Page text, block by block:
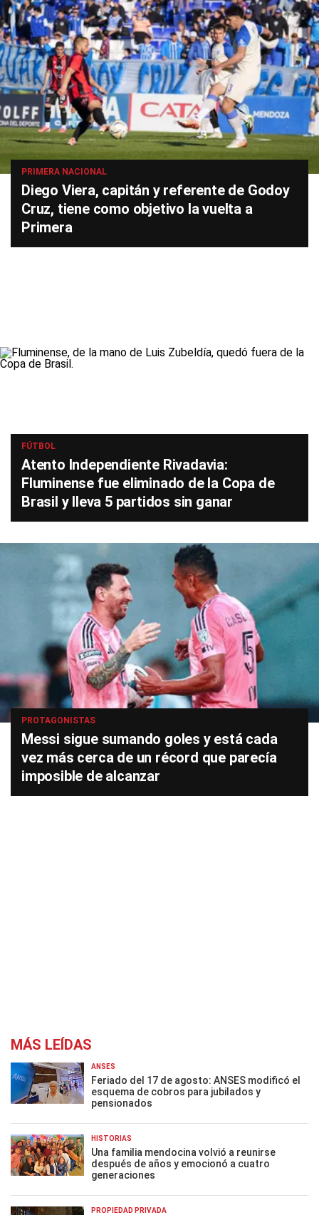
PRIMERA NACIONAL
Diego Viera, capitán y referente de Godoy
Cruz, tiene como objetivo la vuelta a
Primera
FÚTBOL
Atento Independiente Rivadavia:
Fluminense fue eliminado de la Copa de
Brasil y lleva 5 partidos sin ganar
PROTAGONISTAS
Messi sigue sumando goles y está cada
vez más cerca de un récord que parecía
imposible de alcanzar
MÁS LEÍDAS
ANSES
Feriado del 17 de agosto: ANSES modificó el
esquema de cobros para jubilados y
pensionados
HISTORIAS
Una familia mendocina volvió a reunirse
después de años y emocionó a cuatro
generaciones
PROPIEDAD PRIVADA